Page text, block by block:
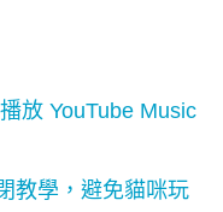
放 YouTube Music
教學，避免貓咪玩